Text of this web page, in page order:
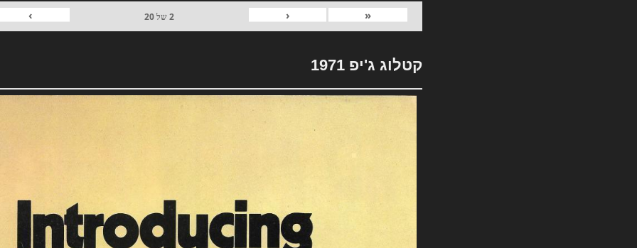
«
‹
2של20
›
קטלוג ג'יפ 1971